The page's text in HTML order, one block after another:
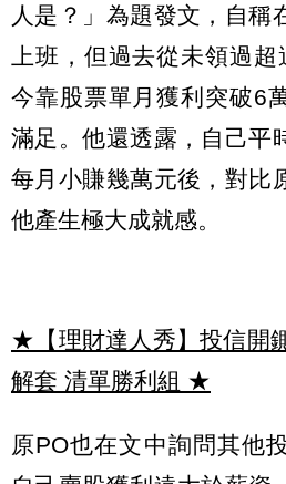
人是？」為題發文，自稱
上班，但過去從未領過
今靠股票單月獲利突破6
滿足。他還透露，自己平
每月小賺幾萬元後，對比
他產生極大成就感。
★【理財達人秀】投信開
解套 清單勝利組 ★
原PO也在文中詢問其他